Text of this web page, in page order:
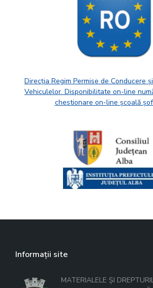
Direcția Regim Permise de Conducere
Vehiculelor. Disponibilitate on-line
chestionare on-line școală
Informații site
MATERIALELE ȘI